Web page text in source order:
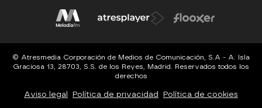
© Atresmedia Corporación de Medios de Comunicación, S.A - A. Isla
Graciosa 13, 28703, S.S. de los Reyes, Madrid. Reservados todos los
derechos
Aviso legal Política de privacidad Política de cookies